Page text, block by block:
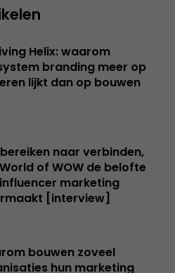
Helix: waarom
branding meer op
lijkt dan op bouwen
naar verbinden,
of WOW de belofte
marketing
[interview]
bouwen zoveel
hun marketing